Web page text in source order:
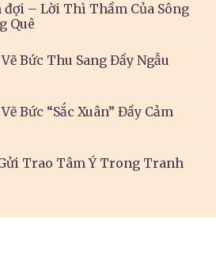
đợi – Lời Thì Thầm Của Sông
Quê
Bức Thu Sang Đầy Ngẫu
Bức “Sắc Xuân” Đầy Cảm
Trao Tâm Ý Trong Tranh